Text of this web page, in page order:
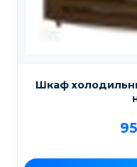
Шкаф